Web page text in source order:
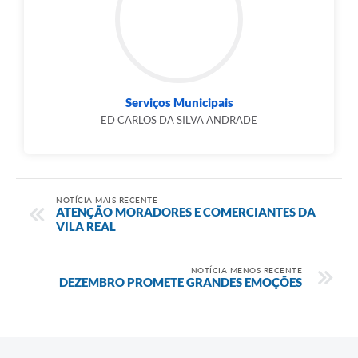
Serviços Municipais
ED CARLOS DA SILVA ANDRADE
NOTÍCIA MAIS RECENTE
ATENÇÃO MORADORES E COMERCIANTES DA
VILA REAL
NOTÍCIA MENOS RECENTE
DEZEMBRO PROMETE GRANDES EMOÇÕES